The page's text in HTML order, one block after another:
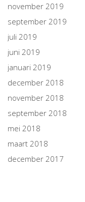
november 2019
september 2019
juli 2019
juni 2019
januari 2019
december 2018
november 2018
september 2018
mei 2018
maart 2018
december 2017